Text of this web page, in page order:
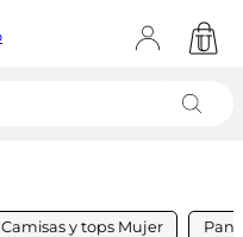
Camisas y tops Mujer